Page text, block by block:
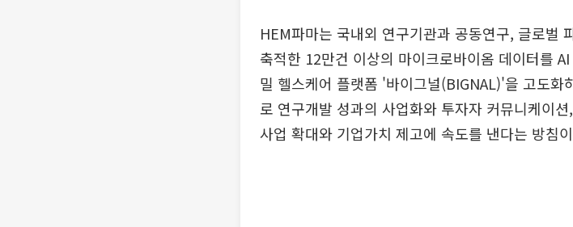
HEM파마는 국내외 연구기관과 공동연구, 글로벌
축적한 12만건 이상의 마이크로바이옴 데이터를
밀 헬스케어 플랫폼 '바이그널(BIGNAL)'을 고도화
로 연구개발 성과의 사업화와 투자자 커뮤니케이
사업 확대와 기업가치 제고에 속도를 낸다는 방침